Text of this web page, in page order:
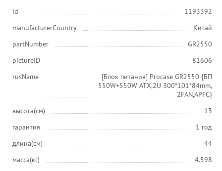
id
1193392
manufacturerCountry
Китай
partNumber
GR2550
pictureID
81606
rusName
[Блок питания] Procase GR2550 {БП
550W+550W ATX,2U 300*101*84mm,
2FAN,APFC}
высота(см)
13
гарантия
1 год
длина(см)
44
масса(кг)
4.598